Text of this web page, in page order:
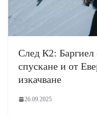
След К2: Баргиел
спускане и от
изкачване
26.09.2025